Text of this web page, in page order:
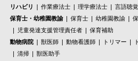
リハビリ
作業療法士 理学療法士 言語聴
保育士・幼稚園教諭
保育士 幼稚園教諭
児童発達支援管理責任者
保育補助
動物病院
獣医師 動物看護師 トリマー
清掃
獣医助手